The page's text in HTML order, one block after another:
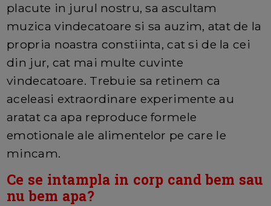
placute in jurul nostru, sa ascultam
muzica vindecatoare si sa auzim, atat de la
propria noastra constiinta, cat si de la cei
din jur, cat mai multe cuvinte
vindecatoare. Trebuie sa retinem ca
aceleasi extraordinare experimente au
aratat ca apa reproduce formele
emotionale ale alimentelor pe care le
mincam.
Ce se intampla in corp cand bem sau
nu bem apa?